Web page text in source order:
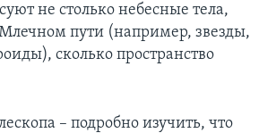
не столько небесные тела,
пути (например, звезды,
сколько пространство
– подробно изучить, что